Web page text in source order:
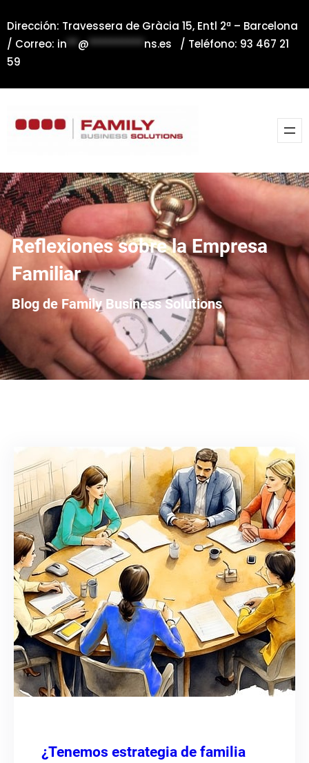
al
contenido
Dirección: Travessera de Gràcia 15, Entl 2ª – Barcelona
/ Correo: in**@**********ns.es / Teléfono: 93 467 21
59
Reflexiones sobre la Empresa
Familiar
Blog de Family Business Solutions
¿Tenemos estrategia de familia